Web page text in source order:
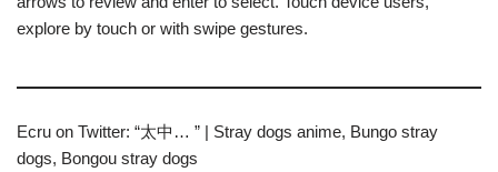
explore by touch or with swipe gestures.
Ecru on Twitter: “太中… ” | Stray dogs anime, Bungo stray
dogs, Bongou stray dogs